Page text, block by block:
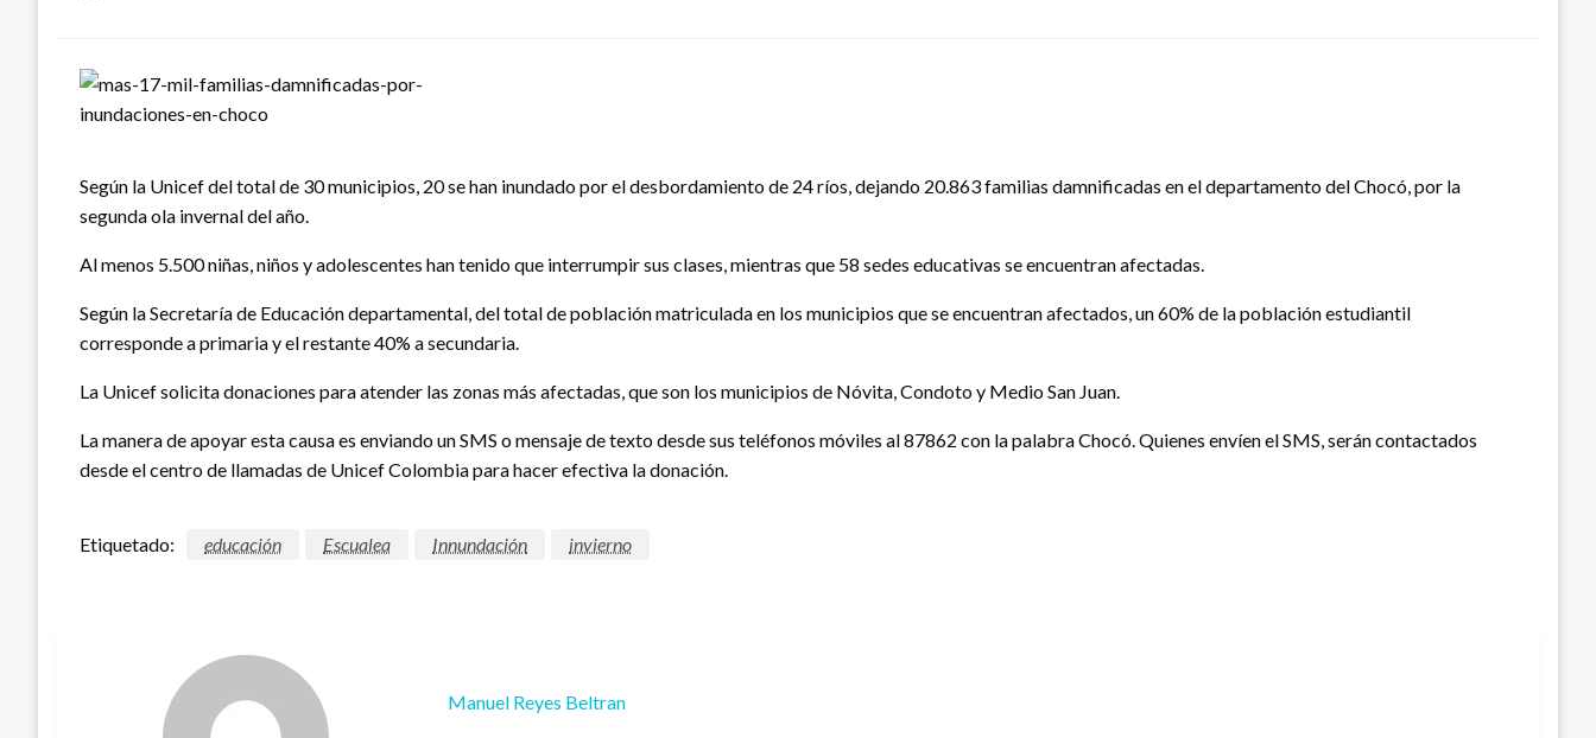
Según la Unicef del total de 30 municipios, 20 se han inundado por el desbordamiento de 24 ríos, dejando 20.863 familias damnificadas en el departamento del Chocó, por la
segunda ola invernal del año.
Al menos 5.500 niñas, niños y adolescentes han tenido que interrumpir sus clases, mientras que 58 sedes educativas se encuentran afectadas.
Según la Secretaría de Educación departamental, del total de población matriculada en los municipios que se encuentran afectados, un 60% de la población estudiantil
corresponde a primaria y el restante 40% a secundaria.
La Unicef solicita donaciones para atender las zonas más afectadas, que son los municipios de Nóvita, Condoto y Medio San Juan.
La manera de apoyar esta causa es enviando un SMS o mensaje de texto desde sus teléfonos móviles al 87862 con la palabra Chocó. Quienes envíen el SMS, serán contactados
desde el centro de llamadas de Unicef Colombia para hacer efectiva la donación.
Etiquetado: educación Escualea Innundación invierno
Manuel Reyes Beltran